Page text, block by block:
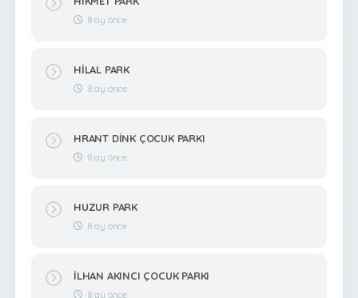
8 ay önce
HİLAL PARK
8 ay önce
HRANT DİNK ÇOCUK PARKI
8 ay önce
HUZUR PARK
8 ay önce
İLHAN AKINCI ÇOCUK PARKI
8 ay önce